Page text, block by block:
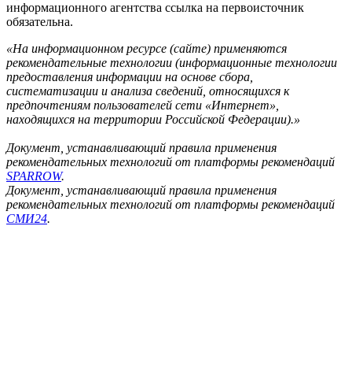
информационного агентства ссылка на первоисточник
обязательна.
«На информационном ресурсе (сайте) применяются
рекомендательные технологии (информационные технологии
предоставления информации на основе сбора,
систематизации и анализа сведений, относящихся к
предпочтениям пользователей сети «Интернет»,
находящихся на территории Российской Федерации).»
Документ, устанавливающий правила применения
рекомендательных технологий от платформы рекомендаций
SPARROW.
Документ, устанавливающий правила применения
рекомендательных технологий от платформы рекомендаций
СМИ24.